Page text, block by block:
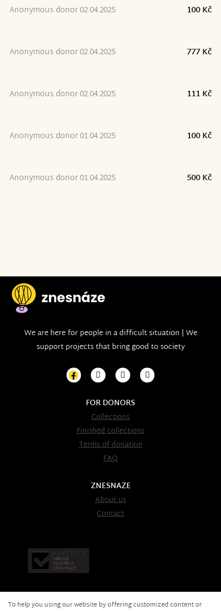
Anonymous donor 02.04.2025 100 Kč
Anonymous donor 02.04.2025 777 Kč
Anonymous donor 02.04.2025 111 Kč
Anonymous donor 01.04.2025 100 Kč
Anonymous donor 01.04.2025 500 Kč
We are here for people in a difficult situation | We
support projects that bring good to society
FOR DONORS
Collections
Finished collections
Terms of donation
FAQ
ZNESNAZE
About us
Contact
To help you using our website by offering customized content or